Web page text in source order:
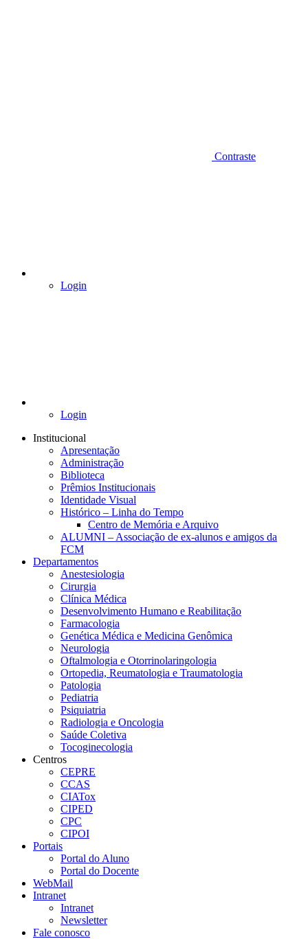
Contraste
Login
Login
Institucional
Apresentação
Administração
Biblioteca
Prêmios Institucionais
Identidade Visual
Histórico – Linha do Tempo
Centro de Memória e Arquivo
ALUMNI – Associação de ex-alunos e amigos da
FCM
Departamentos
Anestesiologia
Cirurgia
Clínica Médica
Desenvolvimento Humano e Reabilitação
Farmacologia
Genética Médica e Medicina Genômica
Neurologia
Oftalmologia e Otorrinolaringologia
Ortopedia, Reumatologia e Traumatologia
Patologia
Pediatria
Psiquiatria
Radiologia e Oncologia
Saúde Coletiva
Tocoginecologia
Centros
CEPRE
CCAS
CIATox
CIPED
CPC
CIPOI
Portais
Portal do Aluno
Portal do Docente
WebMail
Intranet
Intranet
Newsletter
Fale conosco